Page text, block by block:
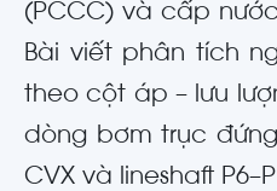
(PCCC) và cấp
Bài viết phân tích
theo cột áp – lưu
dòng bơm trục
CVX và lineshaft